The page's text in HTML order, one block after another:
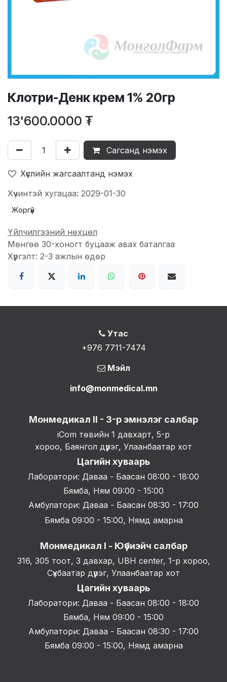
Клотри-Денк крем 1% 20гр
13'600.0000 ₮
Сагсанд нэмэх
Хүслийн жагсаалтанд нэмэх
Хүчинтэй хугацаа: 2029-01-30
Жоргүй
Үйлчилгээний нөхцөл
Мөнгөө 30-хоногт буцааж авах баталгаа
Хүргэлт: 2-3 ажлын өдөр
Утас
+976 7711-7474
Мэйл
info@monmedical.mn
Монмедикал II - 3-р эмнэлэг салбар
iCom төвийн 1 давхарт, 5-р
хороо, Баянгол дүүрэг, Улаанбаатар хот
Цагийн хуваарь
Лаборатори: Даваа - Баасан 08:00 - 18:00
Бямба, Ням 09:00 - 15:00
Амбулатори: Даваа - Баасан 08:30 - 17:00
Бямба 09:00 - 15:00, Нямд амарна
Монмедикал I - Юүбиэйч салбар
316, 305 тоот, 3 давхар, UBH center, 1-р хороо,
Сүхбаатар дүүрэг, Улаанбаатар хот
Цагийн хуваарь
Лаборатори: Даваа - Баасан 08:00 - 18:00
Бямба, Ням 09:00 - 15:00
Амбулатори: Даваа - Баасан 08:30 - 17:00
Бямба 09:00 - 15:00, Нямд амарна